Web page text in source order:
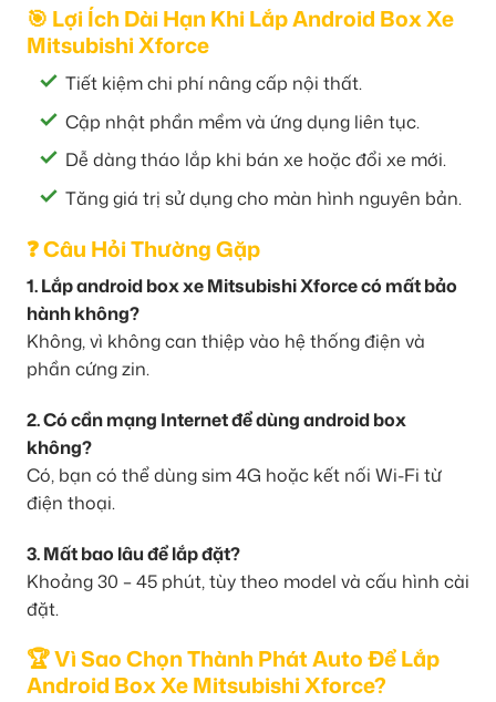
🎯 Lợi Ích Dài Hạn Khi Lắp Android Box Xe
Mitsubishi Xforce
Tiết kiệm chi phí nâng cấp nội thất.
Cập nhật phần mềm và ứng dụng liên tục.
Dễ dàng tháo lắp khi bán xe hoặc đổi xe mới.
Tăng giá trị sử dụng cho màn hình nguyên bản.
❓ Câu Hỏi Thường Gặp
1. Lắp android box xe Mitsubishi Xforce có mất bảo
hành không?
Không, vì không can thiệp vào hệ thống điện và
phần cứng zin.
2. Có cần mạng Internet để dùng android box
không?
Có, bạn có thể dùng sim 4G hoặc kết nối Wi-Fi từ
điện thoại.
3. Mất bao lâu để lắp đặt?
Khoảng 30 – 45 phút, tùy theo model và cấu hình cài
đặt.
🏆 Vì Sao Chọn Thành Phát Auto Để Lắp
Android Box Xe Mitsubishi Xforce?